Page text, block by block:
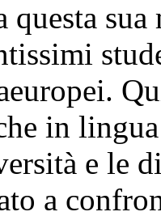
questa
in
e le
a